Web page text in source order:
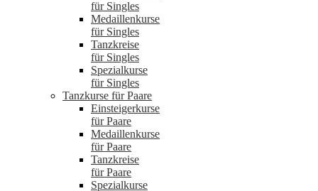
für Singles
Medaillenkurse
für Singles
Tanzkreise
für Singles
Spezialkurse
für Singles
Tanzkurse für Paare
Einsteigerkurse
für Paare
Medaillenkurse
für Paare
Tanzkreise
für Paare
Spezialkurse